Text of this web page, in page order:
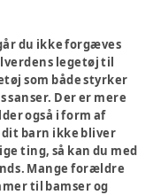
du ikke forgæves
legetøj til
som både styrker
Der er mere
også i form af
barn ikke bliver
ting, så kan du med
Mange forældre
til bamser og